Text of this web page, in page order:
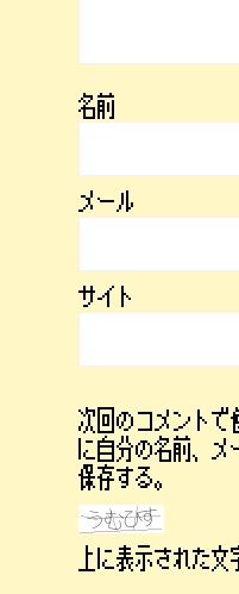
名前
メール
サイト
次回のコメントで
に自分の名前、
保存する。
上に表示された